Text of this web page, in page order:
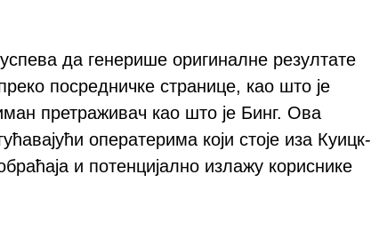
да генерише оригиналне резултате
посредничке странице, као што је
претраживач као што је Бинг. Ова
оператерима који стоје иза Куицк-
и потенцијално излажу кориснике